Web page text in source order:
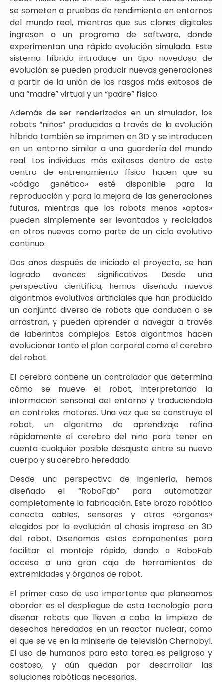
se someten a pruebas de rendimiento en entornos
del mundo real, mientras que sus clones digitales
ingresan a un programa de software, donde
experimentan una rápida evolución simulada. Este
sistema híbrido introduce un tipo novedoso de
evolución: se pueden producir nuevas generaciones
a partir de la unión de los rasgos más exitosos de
una “madre” virtual y un “padre” físico.
Además de ser renderizados en un simulador, los
robots “niños” producidos a través de la evolución
híbrida también se imprimen en 3D y se introducen
en un entorno similar a una guardería del mundo
real. Los individuos más exitosos dentro de este
centro de entrenamiento físico hacen que su
«código genético» esté disponible para la
reproducción y para la mejora de las generaciones
futuras, mientras que los robots menos «aptos»
pueden simplemente ser levantados y reciclados
en otros nuevos como parte de un ciclo evolutivo
continuo.
Dos años después de iniciado el proyecto, se han
logrado avances significativos. Desde una
perspectiva científica, hemos diseñado nuevos
algoritmos evolutivos artificiales que han producido
un conjunto diverso de robots que conducen o se
arrastran, y pueden aprender a navegar a través
de laberintos complejos. Estos algoritmos hacen
evolucionar tanto el plan corporal como el cerebro
del robot.
El cerebro contiene un controlador que determina
cómo se mueve el robot, interpretando la
información sensorial del entorno y traduciéndola
en controles motores. Una vez que se construye el
robot, un algoritmo de aprendizaje refina
rápidamente el cerebro del niño para tener en
cuenta cualquier posible desajuste entre su nuevo
cuerpo y su cerebro heredado.
Desde una perspectiva de ingeniería, hemos
diseñado el “RoboFab” para automatizar
completamente la fabricación. Este brazo robótico
conecta cables, sensores y otros «órganos»
elegidos por la evolución al chasis impreso en 3D
del robot. Diseñamos estos componentes para
facilitar el montaje rápido, dando a RoboFab
acceso a una gran caja de herramientas de
extremidades y órganos de robot.
El primer caso de uso importante que planeamos
abordar es el despliegue de esta tecnología para
diseñar robots que lleven a cabo la limpieza de
desechos heredados en un reactor nuclear, como
el que se ve en la miniserie de televisión Chernobyl.
El uso de humanos para esta tarea es peligroso y
costoso, y aún quedan por desarrollar las
soluciones robóticas necesarias.